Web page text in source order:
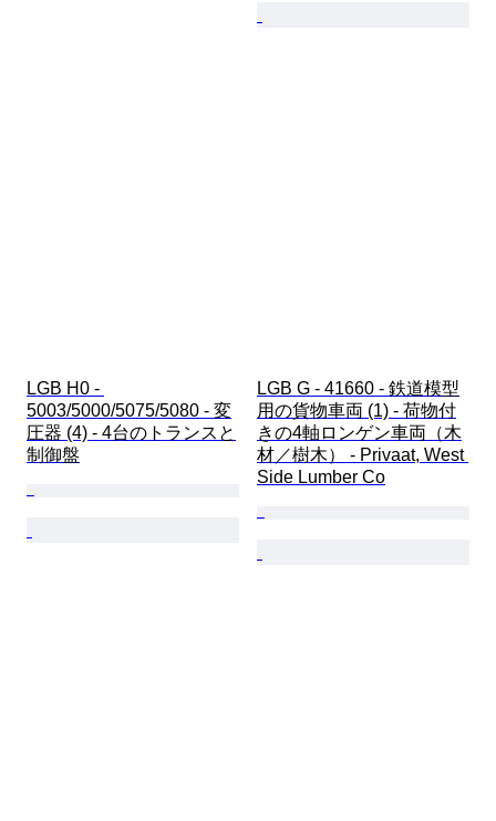
LGB H0 -
5003/5000/5075/5080 - 変
圧器 (4) - 4台のトランスと
制御盤
LGB G - 41660 - 鉄道模型
用の貨物車両 (1) - 荷物付
きの4軸ロンゲン車両（木
材／樹木） - Privaat, West
Side Lumber Co